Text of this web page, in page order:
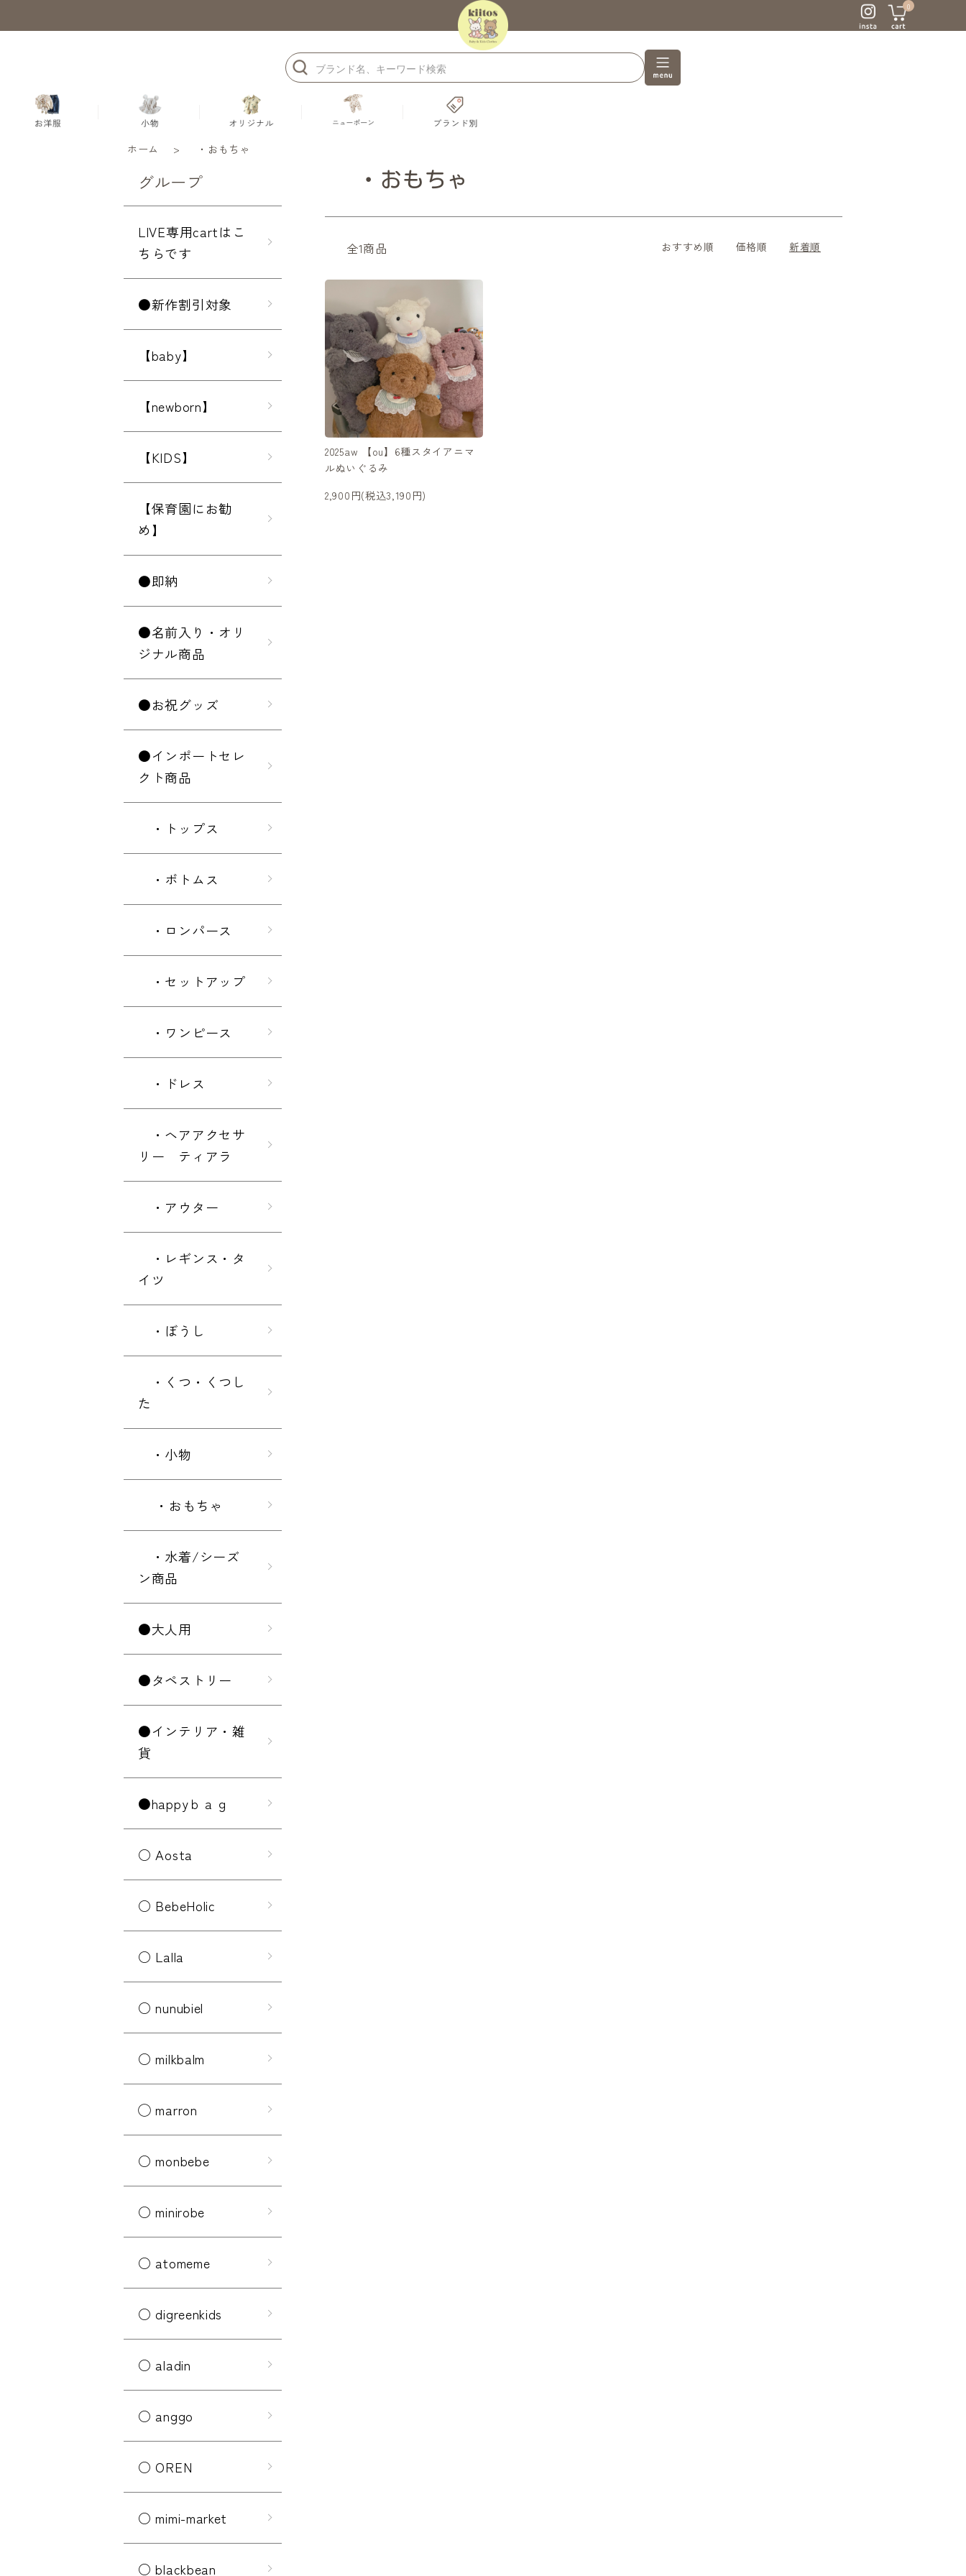
0
ホーム > ・おもちゃ
・おもちゃ
全1商品 おすすめ順 価格順 新着順
2025aw 【ou】6種スタイアニマ
ルぬいぐるみ
2,900円(税込3,190円)
グループ
LIVE専用cartはこ
ちらです
●新作割引対象
【baby】
【newborn】
【KIDS】
【保育園にお勧
め】
●即納
●名前入り・オリ
ジナル商品
●お祝グッズ
●インポートセレ
クト商品
・トップス
・ボトムス
・ロンパース
・セットアップ
・ワンピース
・ドレス
・ヘアアクセサ
リー ティアラ
・アウター
・レギンス・タ
イツ
・ぼうし
・くつ・くつし
た
・小物
・おもちゃ
・水着/シーズ
ン商品
●大人用
●タペストリー
●インテリア・雑
貨
●happyｂａｇ
○ Aosta
○ BebeHolic
○ Lalla
○ nunubiel
○ milkbalm
◯ marron
○ monbebe
○ minirobe
○ atomeme
○ digreenkids
○ aladin
○ anggo
○ OREN
○ mimi-market
○ blackbean